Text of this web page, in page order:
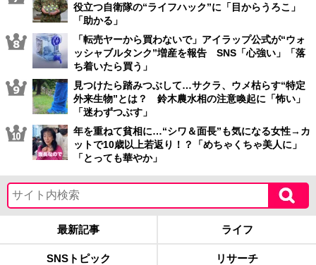
役立つ自衛隊の“ライフハック”に「目からうろこ」
「助かる」
「転売ヤーから買わないで」アイラップ公式が“ウォ
ッシャブルタンク”増産を報告 SNS「心強い」「落
ち着いたら買う」
見つけたら踏みつぶして…サクラ、ウメ枯らす“特定
外来生物”とは？ 鈴木農水相の注意喚起に「怖い」
「迷わずつぶす」
年を重ねて貧相に…“シワ＆面長”も気になる女性→カ
ットで10歳以上若返り！？「めちゃくちゃ美人に」
「とっても華やか」
最新記事 ライフ
SNSトピック リサーチ